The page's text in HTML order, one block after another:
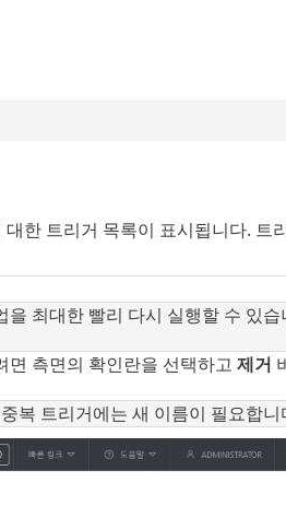
한 트리거 목록이 표시됩니다. 트
최대한 빨리 다시 실행할 수 있습
면 측면의 확인란을 선택하고 제거
복 트리거에는 새 이름이 필요합니